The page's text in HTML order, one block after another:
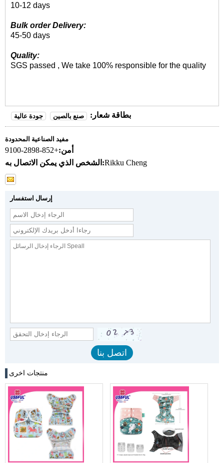
10-12 days
Bulk order Delivery:
45-50 days
Quality:
SGS passed , We take 100% responsible for the quality
بطاقة شعار: صنع بالصين جودة عالية
مفيد الصناعية المحدودة
أمن:+852-2898-9100
الشخص الذي يمكن الاتصال به:Rikku Cheng
إرسال استفسار
منتجات اخرى